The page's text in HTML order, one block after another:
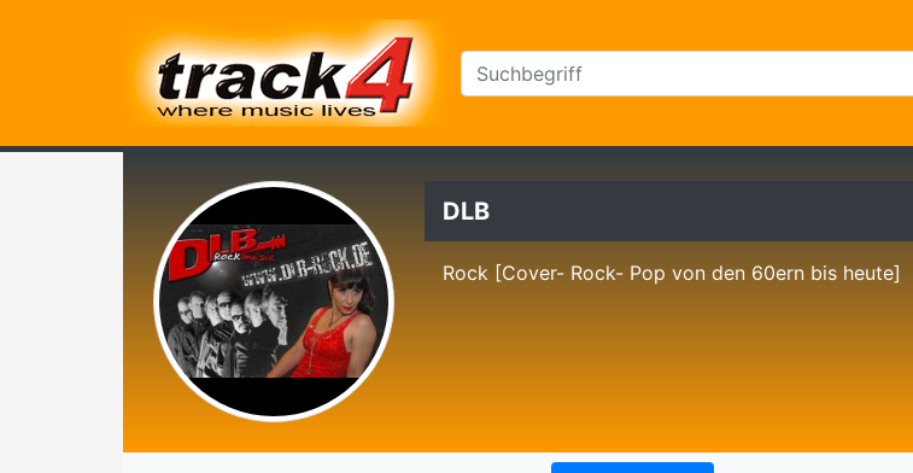
DLB
Rock [Cover- Rock- Pop von den 60ern bis heute]